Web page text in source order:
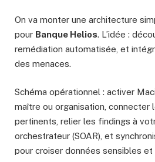
On va monter une architecture
pour Banque Helios. L’idée :
remédiation automatisée, et
des menaces.
Schéma opérationnel : activer
maître ou organisation, connecter
pertinents, relier les findings à
orchestrateur (SOAR), et
pour croiser données sensibles